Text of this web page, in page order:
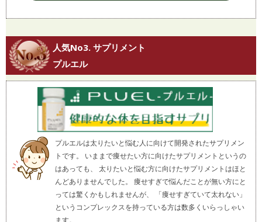
人気No3. サプリメント
プルエル
プルエルは太りたいと悩む人に向けて開発されたサプリメン
トです。 いままで痩せたい方に向けたサプリメントというの
はあっても、 太りたいと悩む方に向けたサプリメントはほと
んどありませんでした。 痩せすぎで悩んだことが無い方にと
っては驚くかもしれませんが、 「痩せすぎていて太れない」
というコンプレックスを持っている方は数多くいらっしゃい